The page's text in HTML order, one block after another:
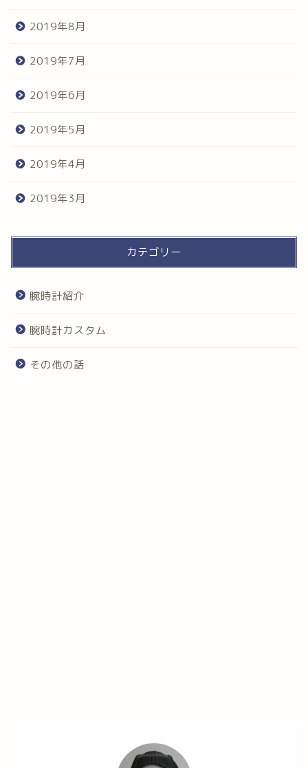
2019年8月
2019年7月
2019年6月
2019年5月
2019年4月
2019年3月
カテゴリー
腕時計紹介
腕時計カスタム
その他の話